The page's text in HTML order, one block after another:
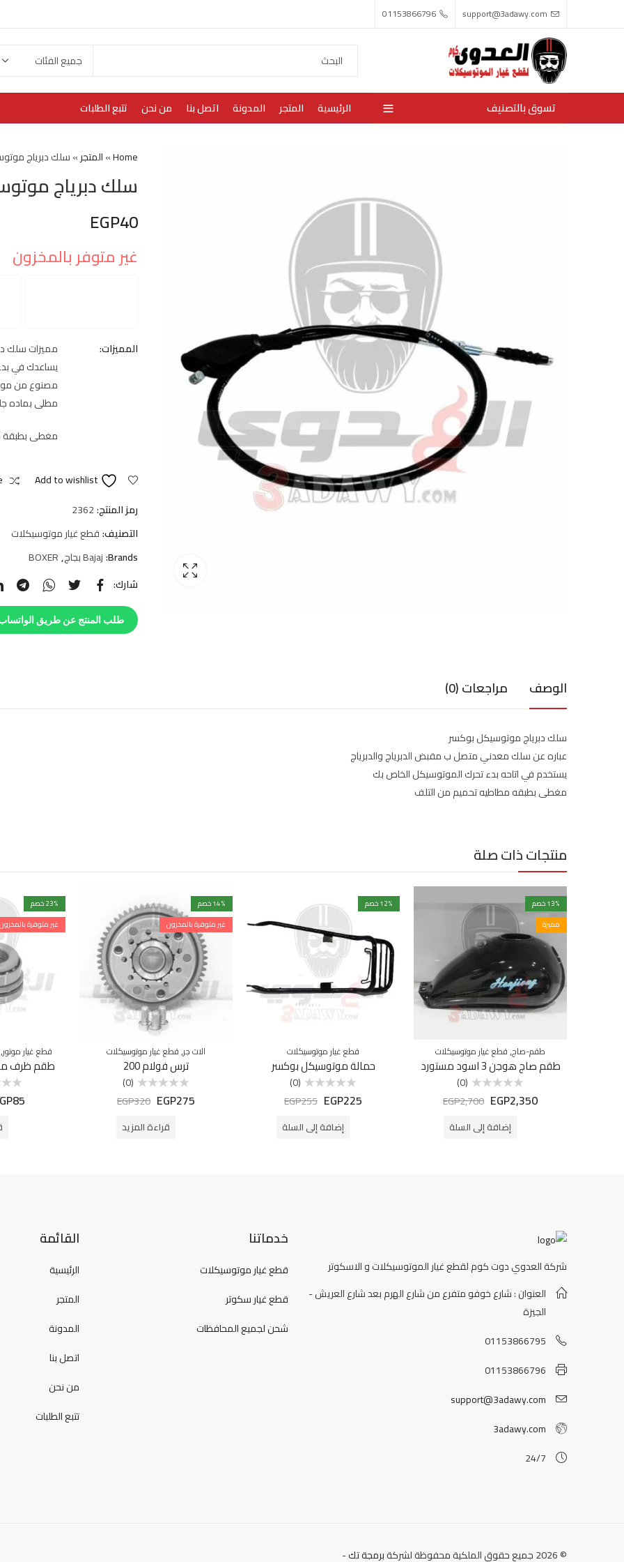
support@3adawy.com
01153866796
تسوق بالتصنيف الرئيسية المتجر المدونة اتصل بنا من نحن تتبع الطلبات
Home
»المتجر»سلك دبرياج
سلك دبرياج
EGP40
غير متوفر بالمخزون
المميزات:
مميزات سلك
يساعدك في
مصنوع من
مطلى بماده
مغطى بطبقة
Add to wishlist
رمز المنتج:2362
التصنيف:قطع غيار موتوسيكلات
Brands: Bajaj بجاج ,
BOXER
شارك:
طلب المنتج عن طريق
الوصف مراجعات (0)
سلك دبرياج موتوسيكل بوكسر
عباره عن سلك معدني متصل ب مقبض الدبرياج والدبرياج
يستخدم في اتاحه بدء تحرك الموتوسيكل الخاص بك
مغطى بطبقه مطاطيه تحميم من التلف
منتجات ذات صلة
13% خصم
مميزة
طقم-صاج,قطع غيار موتوسيكلات
طقم صاج هوجن 3 اسود مستورد
التقييم
(0)
EGP2,350
EGP2,700
إضافة إلى السلة
12% خصم
قطع غيار موتوسيكلات
حمالة موتوسيكل بوكسر
التقييم
(0)
EGP225
EGP255
إضافة إلى السلة
14% خصم
غير متوفرة بالمخزون
الات جر,قطع غيار موتوسيكلات
ترس فولام 200
التقييم
(0)
EGP275
EGP320
قراءة المزيد
23% خصم
غير متوفرة بالمخزون
قطع غيار موتور,
طقم ظرف
التقييم
85
شركة العدوي دوت كوم لقطع غيار الموتوسيكلات و الاسكوتر
العنوان : شارع خوفو متفرع من شارع الهرم بعد شارع العريش -
الجيزة
01153866795
01153866796
support@3adawy.com
3adawy.com
24/7
خدماتنا
قطع غيار موتوسيكلات
قطع غيار سكوتر
شحن لجميع المحافظات
القائمة
الرئيسية
المتجر
المدونة
اتصل بنا
من نحن
تتبع الطلبات
© 2026 جميع حقوق الملكية محفوظة لشركة برمجة تك-